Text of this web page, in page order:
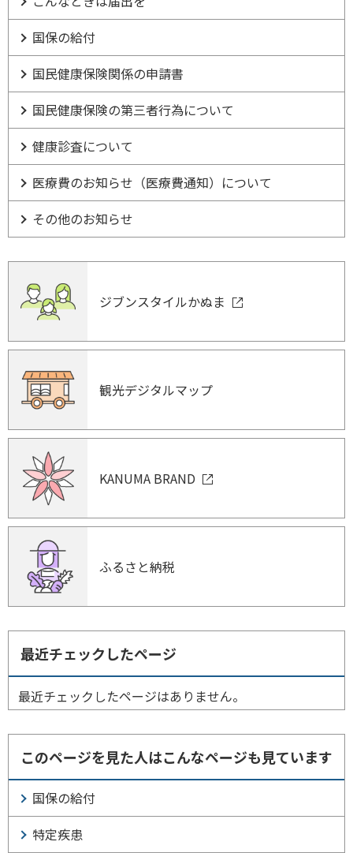
国保の給付
国民健康保険関係の申請書
国民健康保険の第三者行為について
健康診査について
医療費のお知らせ（医療費通知）について
その他のお知らせ
ジブンスタイルかぬま
観光デジタルマップ
KANUMA BRAND
ふるさと納税
最近チェックしたページ
最近チェックしたページはありません。
このページを見た人はこんなページも見ています
国保の給付
特定疾患